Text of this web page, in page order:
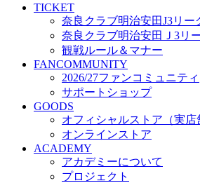
ジュニアユース
ユース
練習拠点（ナラディーア）
SCHOOL
CLUB
2026/27 パートナー企業
パートナー募集
クラブ理念
クラブ情報
サステナビリティ
Web制作支援
応援プロジェクト
TICKET
奈良クラブ明治安田J3リー
奈良クラブ明治安田Ｊ3リ
観戦ルール＆マナー
FANCOMMUNITY
2026/27ファンコミュニティ
サポートショップ
GOODS
オフィシャルストア（実店
オンラインストア
ACADEMY
アカデミーについて
プロジェクト